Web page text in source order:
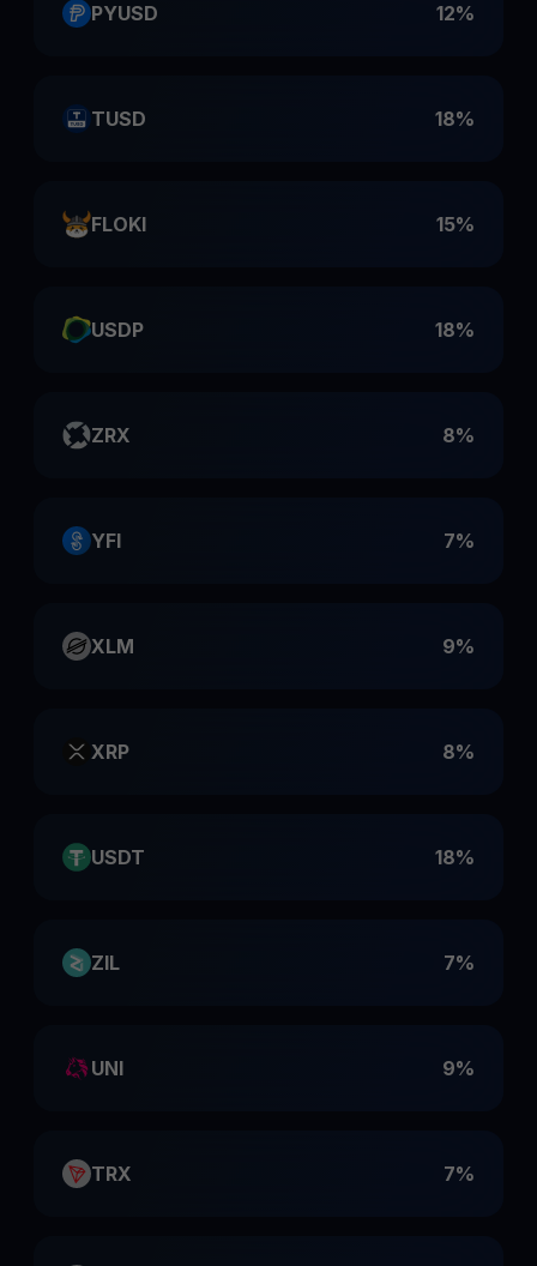
PYUSD 12%
TUSD 18%
FLOKI 15%
USDP 18%
ZRX 8%
YFI 7%
XLM 9%
XRP 8%
USDT 18%
ZIL 7%
UNI 9%
TRX 7%